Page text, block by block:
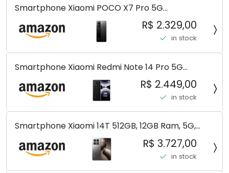
Smartphone Xiaomi POCO X7 Pro 5G
8+256GB/12+256GB/12+512GB
R$ 2.329,00
in stock
Smartphone Xiaomi Redmi Note 14 Pro 5G
Midnight Black (Preto) 12GB RAM 512GB ROM NFC
[ 24090RA29G ]
R$ 2.449,00
in stock
Smartphone Xiaomi 14T 512GB, 12GB Ram, 5G,
Leica, Cinza - no Brasil
R$ 3.727,00
in stock